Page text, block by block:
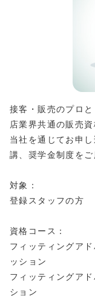
接客・販売のプロ
店業界共通の販売資
当社を通じてお申
講、奨学金制度をご
対象：
登録スタッフの方
資格コース：
フィッティングア
ッション
フィッティングア
ション